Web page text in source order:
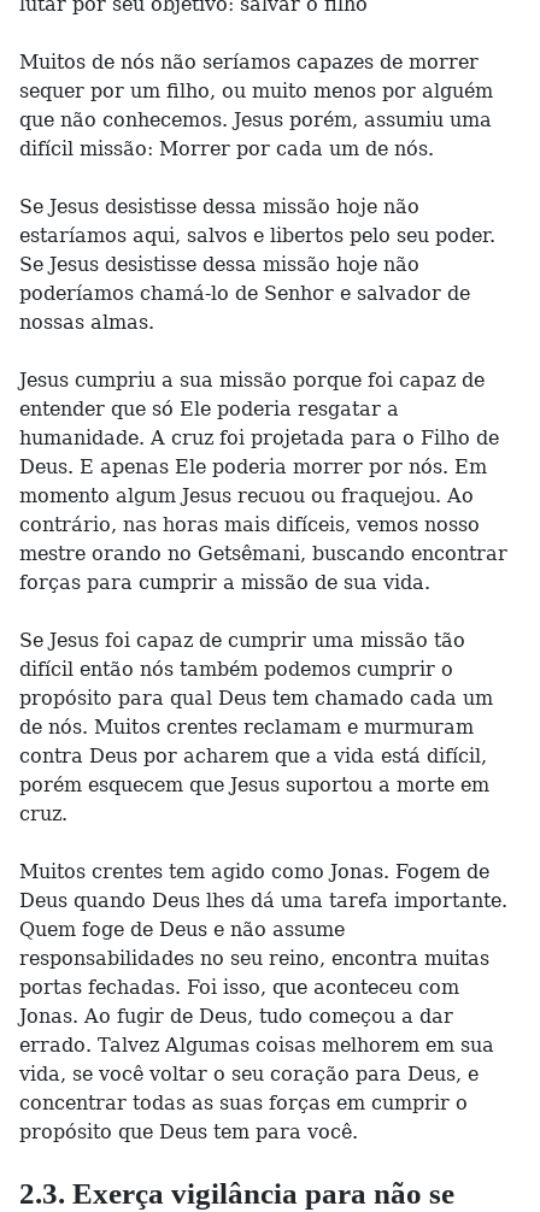
Muitos de nós não seríamos capazes de morrer
sequer por um filho, ou muito menos por alguém
que não conhecemos. Jesus porém, assumiu uma
difícil missão: Morrer por cada um de nós.
Se Jesus desistisse dessa missão hoje não
estaríamos aqui, salvos e libertos pelo seu poder.
Se Jesus desistisse dessa missão hoje não
poderíamos chamá-lo de Senhor e salvador de
nossas almas.
Jesus cumpriu a sua missão porque foi capaz de
entender que só Ele poderia resgatar a
humanidade. A cruz foi projetada para o Filho de
Deus. E apenas Ele poderia morrer por nós. Em
momento algum Jesus recuou ou fraquejou. Ao
contrário, nas horas mais difíceis, vemos nosso
mestre orando no Getsêmani, buscando encontrar
forças para cumprir a missão de sua vida.
Se Jesus foi capaz de cumprir uma missão tão
difícil então nós também podemos cumprir o
propósito para qual Deus tem chamado cada um
de nós. Muitos crentes reclamam e murmuram
contra Deus por acharem que a vida está difícil,
porém esquecem que Jesus suportou a morte em
cruz.
Muitos crentes tem agido como Jonas. Fogem de
Deus quando Deus lhes dá uma tarefa importante.
Quem foge de Deus e não assume
responsabilidades no seu reino, encontra muitas
portas fechadas. Foi isso, que aconteceu com
Jonas. Ao fugir de Deus, tudo começou a dar
errado. Talvez Algumas coisas melhorem em sua
vida, se você voltar o seu coração para Deus, e
concentrar todas as suas forças em cumprir o
propósito que Deus tem para você.
2.3. Exerça vigilância para não se